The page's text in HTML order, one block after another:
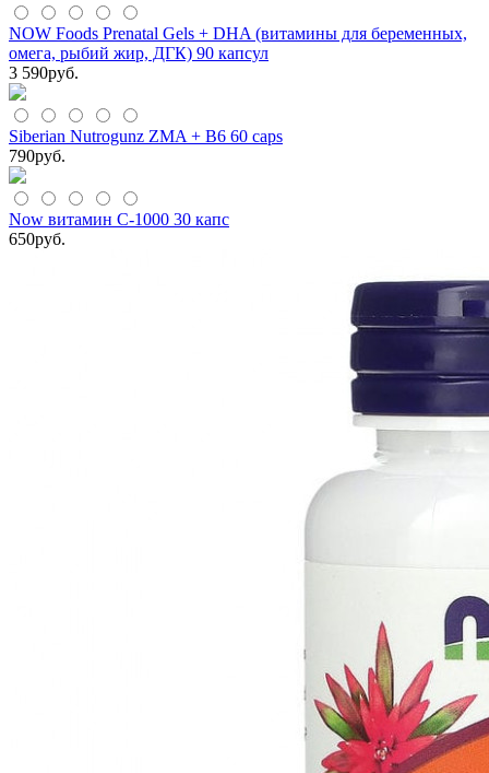
NOW Foods Prenatal Gels + DHA (витамины для беременных,
омега, рыбий жир, ДГК) 90 капсул
3 590руб.
Siberian Nutrogunz ZMA + B6 60 caps
790руб.
Now витамин С-1000 30 капс
650руб.